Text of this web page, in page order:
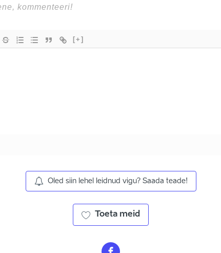
[+]
Oled siin lehel leidnud vigu? Saada teade!
Toeta meid